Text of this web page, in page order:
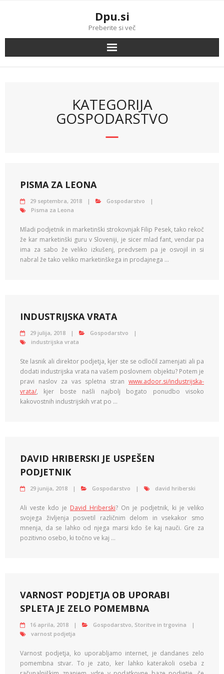
Dpu.si
Preberite si več
KATEGORIJA
GOSPODARSTVO
PISMA ZA LEONA
29 septembra, 2018
Gospodarstvo
Pisma za Leona
Mladi podjetnik in marketinški strokovnjak Filip Pesek, tako rekoč
že kar marketinški guru v Sloveniji, je sicer mlad fant, vendar pa
ima za sabo že veliko izkušenj, predvsem pa je osvojil in si
nabral že tako veliko marketinškega in prodajnega …
INDUSTRIJSKA VRATA
29 julija, 2018
Gospodarstvo
industrijska vrata
Ste lasnik ali direktor podjetja, kjer ste se odločil zamenjati ali pa
dodati industrijska vrata na vašem poslovnem objektu? Potem je
pravi naslov za vas spletna stran www.adoor.si/industrijska-
vrata/, kjer boste našli najbolj bogato ponudbo visoko
kakovostnih industrijskih vrat po …
DAVID HRIBERSKI JE USPEŠEN
PODJETNIK
29 junija, 2018 Gospodarstvo david hriberski
Ali veste kdo je David Hriberski? On je podjetnik, ki je veliko
svojega življenja posvetil različnim delom in vsekakor smo
mnenja, da se lahko od njega marsi kdo še kaj nauči. Gre za
pozitivno osebo, ki točno ve kaj …
VARNOST PODJETJA OB UPORABI
SPLETA JE ZELO POMEMBNA
16 aprila, 2018 Gospodarstvo, Storitve in trgovina
varnost podjetja
Varnost podjetja, ko uporabljamo internet, je dandanes zelo
pomembna stvar. To je zato, ker lahko katerakoli oseba z